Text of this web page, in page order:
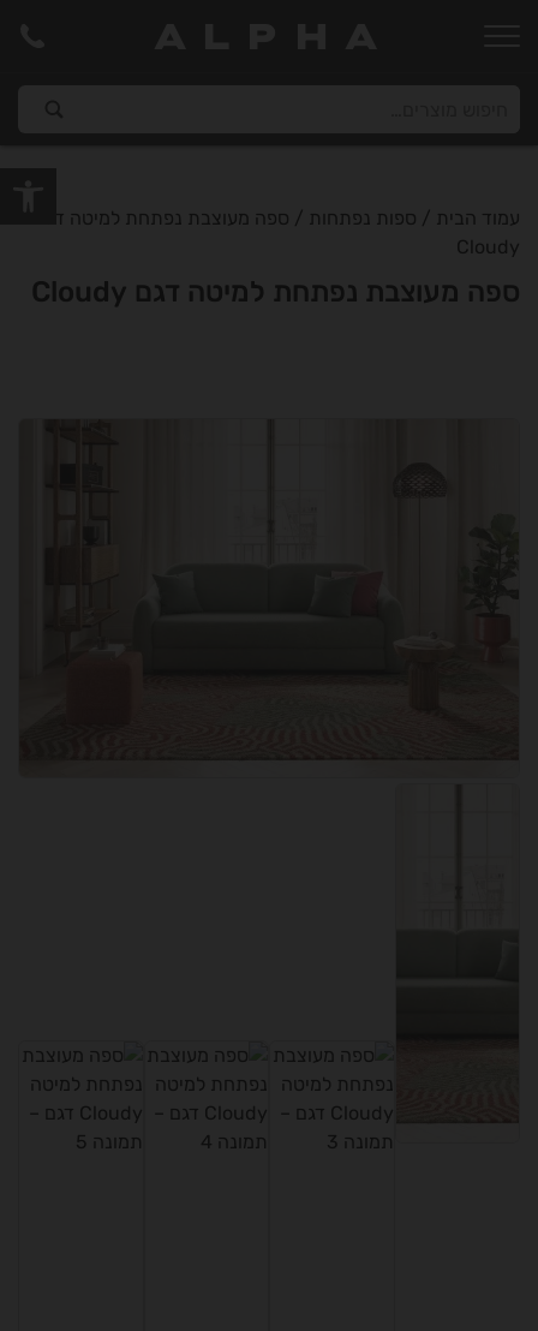
עמוד הבית / ספות נפתחות / ספה מעוצבת נפתחת למיטה דגם
Cloudy
ספה מעוצבת נפתחת למיטה דגם Cloudy